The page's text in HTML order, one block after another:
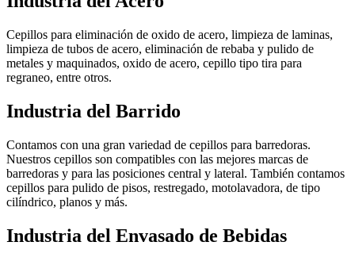
Cepillos para eliminación de oxido de acero, limpieza de laminas,
limpieza de tubos de acero, eliminación de rebaba y pulido de
metales y maquinados, oxido de acero, cepillo tipo tira para
regraneo, entre otros.
Industria del Barrido
Contamos con una gran variedad de cepillos para barredoras.
Nuestros cepillos son compatibles con las mejores marcas de
barredoras y para las posiciones central y lateral. También contamos
cepillos para pulido de pisos, restregado, motolavadora, de tipo
cilíndrico, planos y más.
Industria del Envasado de Bebidas